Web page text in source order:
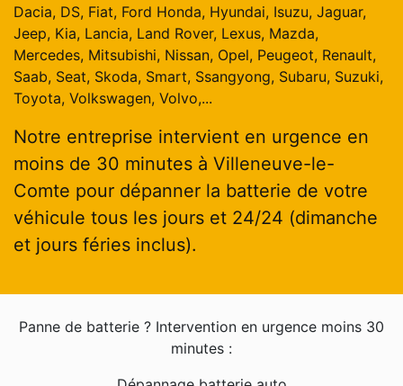
Dacia, DS, Fiat, Ford Honda, Hyundai, Isuzu, Jaguar,
Jeep, Kia, Lancia, Land Rover, Lexus, Mazda,
Mercedes, Mitsubishi, Nissan, Opel, Peugeot, Renault,
Saab, Seat, Skoda, Smart, Ssangyong, Subaru, Suzuki,
Toyota, Volkswagen, Volvo,...
Notre entreprise intervient en urgence en
moins de 30 minutes à Villeneuve-le-
Comte pour dépanner la batterie de votre
véhicule tous les jours et 24/24 (dimanche
et jours féries inclus).
Panne de batterie ? Intervention en urgence moins 30
minutes :